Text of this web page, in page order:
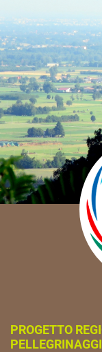
PROGETTO